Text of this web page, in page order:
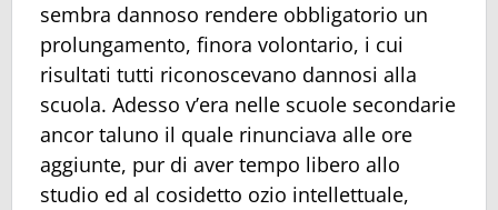
sembra dannoso rendere obbligatorio un
prolungamento, finora volontario, i cui
risultati tutti riconoscevano dannosi alla
scuola. Adesso v’era nelle scuole secondarie
ancor taluno il quale rinunciava alle ore
aggiunte, pur di aver tempo libero allo
studio ed al cosidetto ozio intellettuale,